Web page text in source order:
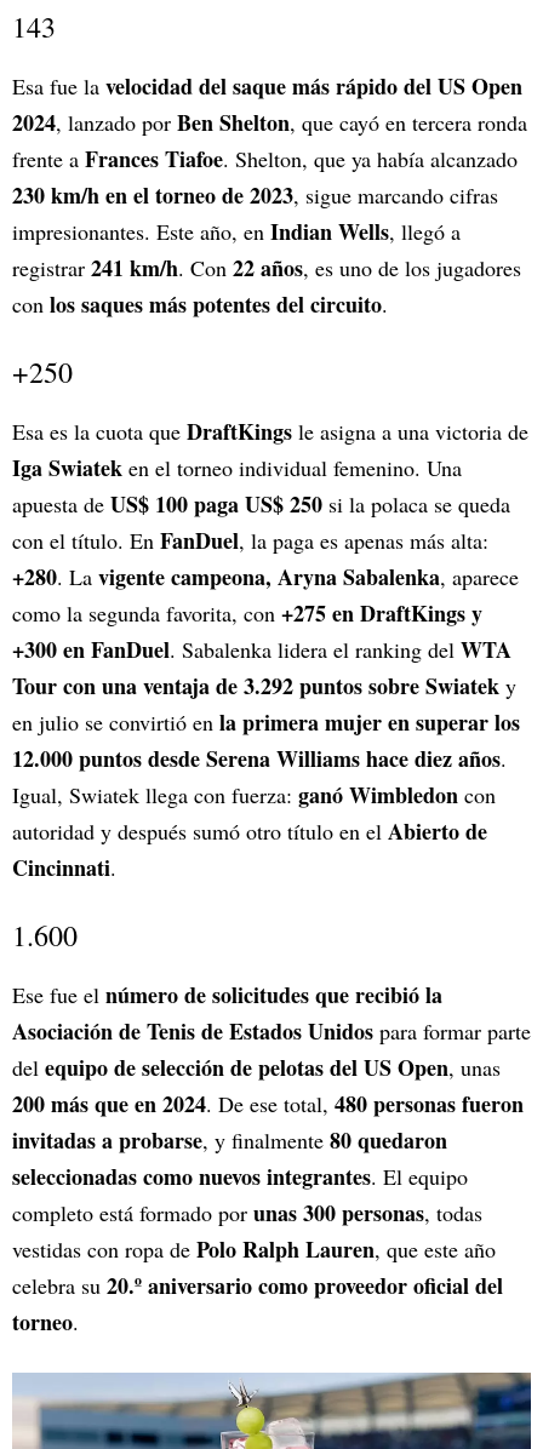
143
Esa fue la velocidad del saque más rápido del US Open
2024, lanzado por Ben Shelton, que cayó en tercera ronda
frente a Frances Tiafoe. Shelton, que ya había alcanzado
230 km/h en el torneo de 2023, sigue marcando cifras
impresionantes. Este año, en Indian Wells, llegó a
registrar 241 km/h. Con 22 años, es uno de los jugadores
con los saques más potentes del circuito.
+250
Esa es la cuota que DraftKings le asigna a una victoria de
Iga Swiatek en el torneo individual femenino. Una
apuesta de US$ 100 paga US$ 250 si la polaca se queda
con el título. En FanDuel, la paga es apenas más alta:
+280. La vigente campeona, Aryna Sabalenka, aparece
como la segunda favorita, con +275 en DraftKings y
+300 en FanDuel. Sabalenka lidera el ranking del WTA
Tour con una ventaja de 3.292 puntos sobre Swiatek y
en julio se convirtió en la primera mujer en superar los
12.000 puntos desde Serena Williams hace diez años.
Igual, Swiatek llega con fuerza: ganó Wimbledon con
autoridad y después sumó otro título en el Abierto de
Cincinnati.
1.600
Ese fue el número de solicitudes que recibió la
Asociación de Tenis de Estados Unidos para formar parte
del equipo de selección de pelotas del US Open, unas
200 más que en 2024. De ese total, 480 personas fueron
invitadas a probarse, y finalmente 80 quedaron
seleccionadas como nuevos integrantes. El equipo
completo está formado por unas 300 personas, todas
vestidas con ropa de Polo Ralph Lauren, que este año
celebra su 20.º aniversario como proveedor oficial del
torneo.